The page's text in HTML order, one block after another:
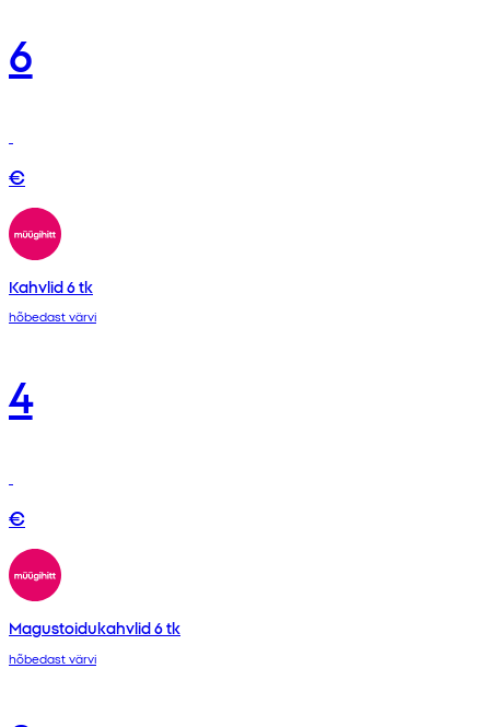
6
€
Kahvlid 6 tk
hõbedast värvi
4
€
Magustoidukahvlid 6 tk
hõbedast värvi